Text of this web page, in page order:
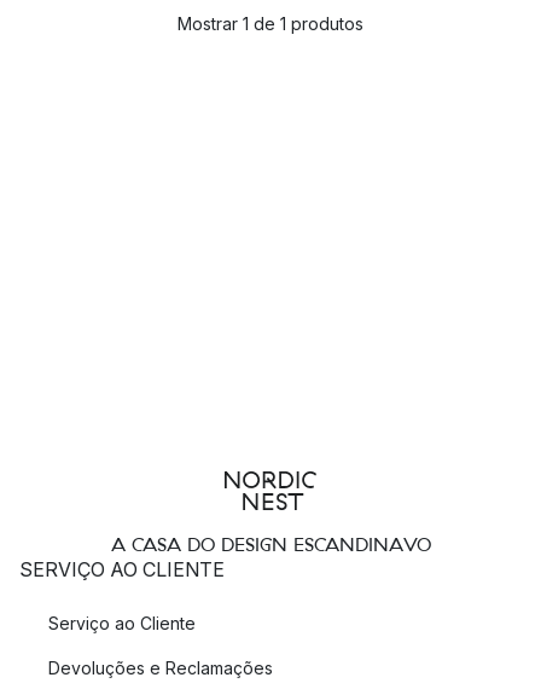
Mostrar 1 de 1 produtos
A CASA DO DESIGN ESCANDINAVO
SERVIÇO AO CLIENTE
Serviço ao Cliente
Devoluções e Reclamações